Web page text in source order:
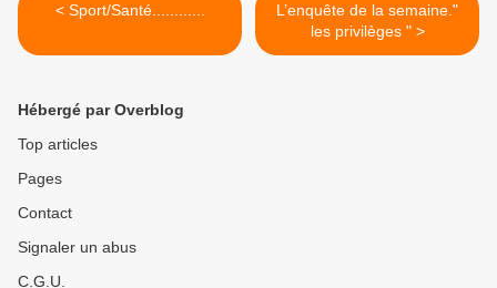
< Sport/Santé............
L’enquête de la semaine."
les privilèges " >
Hébergé par Overblog
Top articles
Pages
Contact
Signaler un abus
C.G.U.